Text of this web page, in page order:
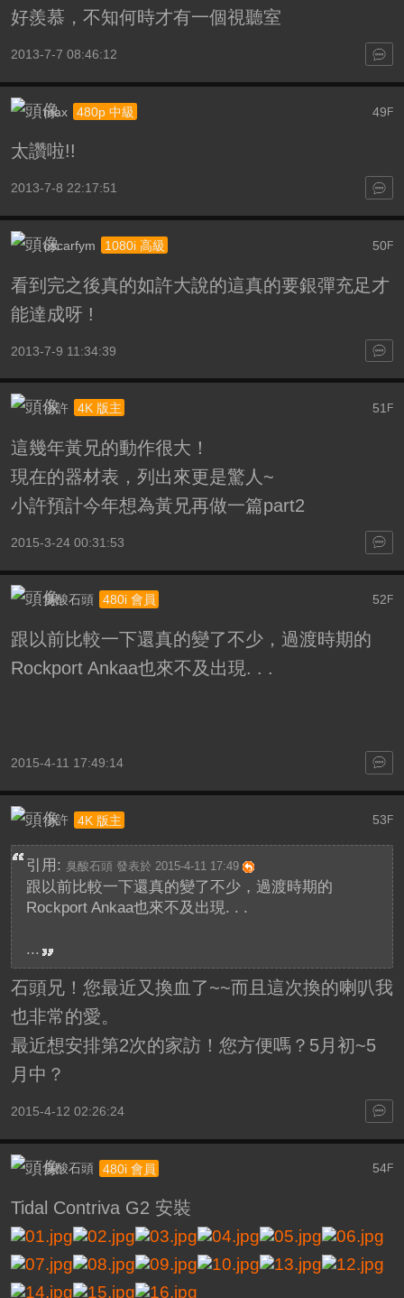
好羨慕，不知何時才有一個視聽室
2013-7-7 08:46:12
49F
max 480p 中級
太讚啦!!
2013-7-8 22:17:51
50F
oscarfym 1080i 高級
看到完之後真的如許大說的這真的要銀彈充足才
能達成呀 !
2013-7-9 11:34:39
51 F
小許 4K 版主
這幾年黃兄的動作很大！
現在的器材表，列出來更是驚人~
小許預計今年想為黃兄再做一篇part2
2015-3-24 00:31:53
52 F
臭酸石頭 480i 會員
跟以前比較一下還真的變了不少，過渡時期的
Rockport Ankaa也來不及出現. . .
2015-4-11 17:49:14
53 F
小許 4K 版主
引用: 臭酸石頭 發表於 2015-4-11 17:49
跟以前比較一下還真的變了不少，過渡時期的
Rockport Ankaa也來不及出現. . .
...
石頭兄！您最近又換血了~~而且這次換的喇叭我
也非常的愛。
最近想安排第2次的家訪！您方便嗎？5月初~5
月中？
2015-4-12 02:26:24
54F
臭酸石頭 480i 會員
Tidal Contriva G2 安裝